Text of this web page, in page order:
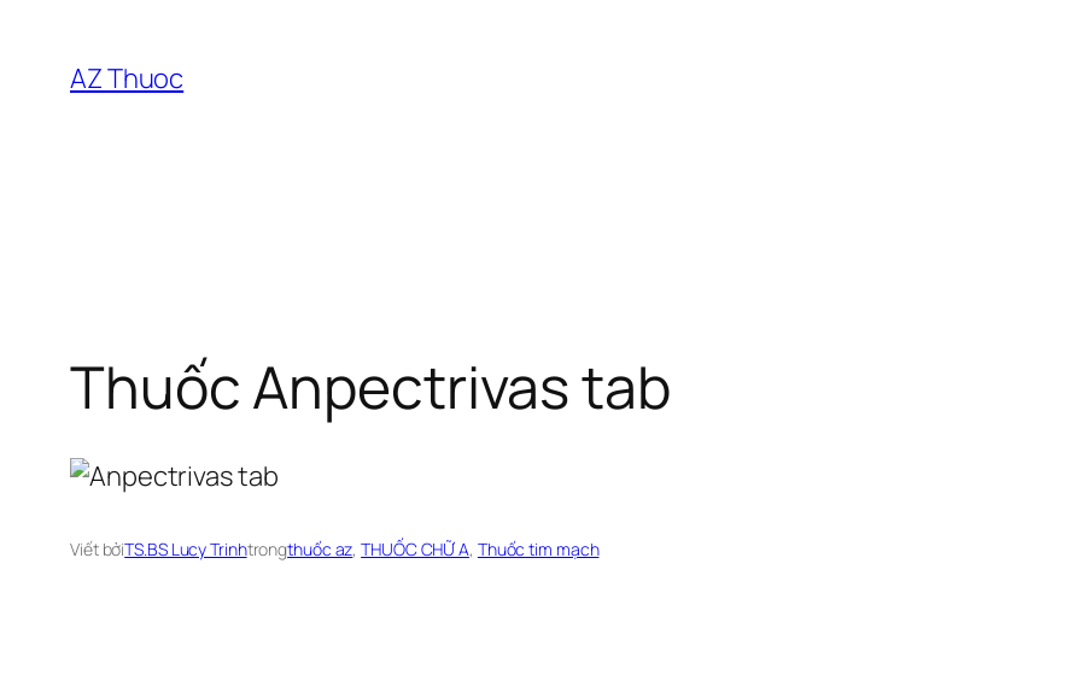
AZ Thuoc
Thuốc Anpectrivas tab
Viết bởiTS.BS Lucy Trinhtrongthuốc az, THUỐC CHỮ A, Thuốc tim mạch